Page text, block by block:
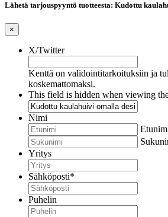
Lähetä tarjouspyyntö tuotteesta: Kudottu
×
X/Twitter
Kenttä on validointitarkoituksiin ja
koskemattomaksi.
This field is hidden when viewing
Nimi
Yritys
Sähköposti*
Puhelin